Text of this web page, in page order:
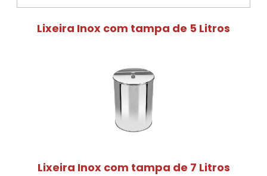
Lixeira Inox com tampa de 5 Litros
Lixeira Inox com tampa de 7 Litros